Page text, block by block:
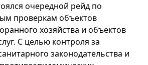
очередной рейд по
проверкам объектов
хозяйства и объектов
С целью контроля за
законодательства и